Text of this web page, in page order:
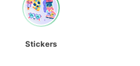
Stickers